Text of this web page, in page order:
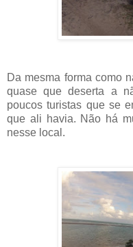
Da mesma forma como
quase que deserta a
poucos turistas que se
que ali havia. Não há
nesse local.